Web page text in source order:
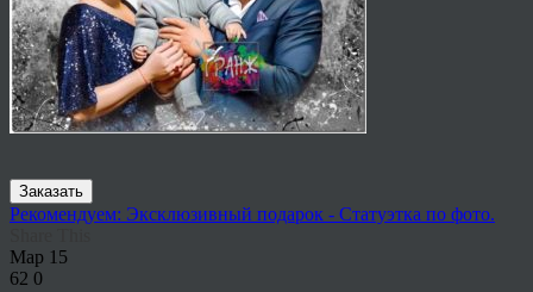
Заказать
Рекомендуем: Эксклюзивный подарок - Статуэтка по фото.
Мар 15
62 0